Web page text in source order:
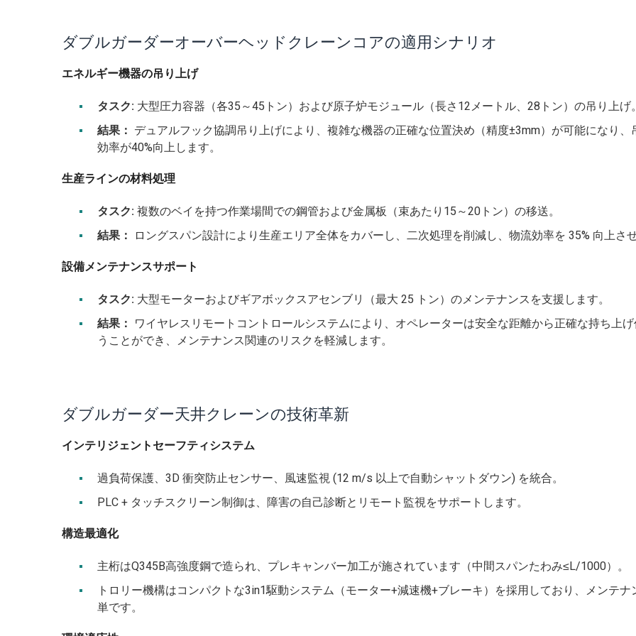
ダブルガーダーオーバーヘッドクレーンコアの適用シナリオ
エネルギー機器の吊り上げ
タスク: 大型圧力容器（各35～45トン）および原子炉モジュール（長さ12メートル、28トン）の吊り上げ。
結果： デュアルフック協調吊り上げにより、複雑な機器の正確な位置決め（精度±3mm）が可能になり、
効率が40%向上します。
生産ラインの材料処理
タスク: 複数のベイを持つ作業場間での鋼管および金属板（束あたり15～20トン）の移送。
結果： ロングスパン設計により生産エリア全体をカバーし、二次処理を削減し、物流効率を 35% 向上させ
設備メンテナンスサポート
タスク: 大型モーターおよびギアボックスアセンブリ（最大 25 トン）のメンテナンスを支援します。
結果： ワイヤレスリモートコントロールシステムにより、オペレーターは安全な距離から正確な持ち上
うことができ、メンテナンス関連のリスクを軽減します。
ダブルガーダー天井クレーンの技術革新
インテリジェントセーフティシステム
過負荷保護、3D 衝突防止センサー、風速監視 (12 m/s 以上で自動シャットダウン) を統合。
PLC + タッチスクリーン制御は、障害の自己診断とリモート監視をサポートします。
構造最適化
主桁はQ345B高強度鋼で造られ、プレキャンバー加工が施されています（中間スパンたわみ≤L/1000）。
トロリー機構はコンパクトな3in1駆動システム（モーター+減速機+ブレーキ）を採用しており、メンテナ
単です。